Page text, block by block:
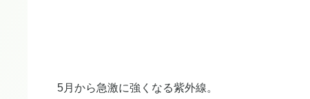
5月から急激に強くなる紫外線。